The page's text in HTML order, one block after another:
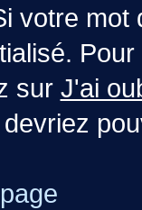
votre
sur J'ai